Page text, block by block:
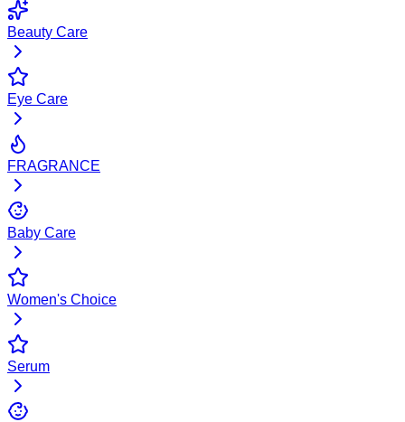
Beauty Care
Eye Care
FRAGRANCE
Baby Care
Women's Choice
Serum